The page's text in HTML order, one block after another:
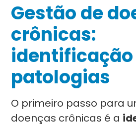
Gestão de
crônicas:
identificação
patologias
O primeiro passo para
doenças crônicas é a